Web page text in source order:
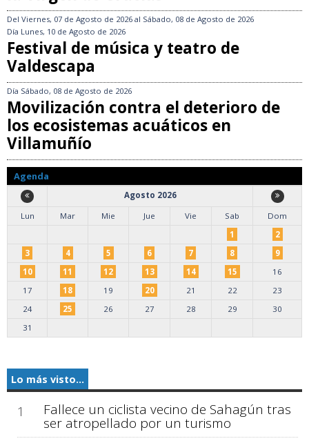
Del Viernes, 07 de Agosto de 2026 al Sábado, 08 de Agosto de 2026
Día Lunes, 10 de Agosto de 2026
Festival de música y teatro de
Valdescapa
Día Sábado, 08 de Agosto de 2026
Movilización contra el deterioro de
los ecosistemas acuáticos en
Villamuñío
Agenda
Agosto 2026
Lun
Mar Mie Jue Vie Sab
Dom
1
2
3
4 5 6 7 8
9
10
11 12 13 14 15
16
17
18 19 20 21 22
23
24
25 26 27 28 29
30
31
Lo más visto...
1 Fallece un ciclista vecino de Sahagún tras
ser atropellado por un turismo